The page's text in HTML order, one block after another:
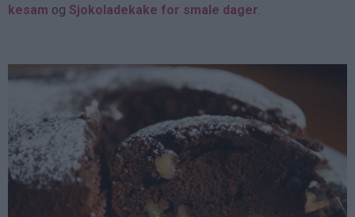
kesam og Sjokoladekake for smale dager